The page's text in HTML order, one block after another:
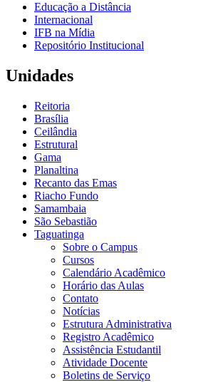
Educação a Distância
Internacional
IFB na Mídia
Repositório Institucional
Unidades
Reitoria
Brasília
Ceilândia
Estrutural
Gama
Planaltina
Recanto das Emas
Riacho Fundo
Samambaia
São Sebastião
Taguatinga
Sobre o Campus
Cursos
Calendário Acadêmico
Horário das Aulas
Contato
Notícias
Estrutura Administrativa
Registro Acadêmico
Assistência Estudantil
Atividade Docente
Boletins de Serviço